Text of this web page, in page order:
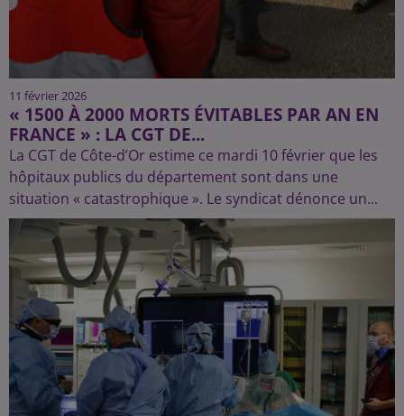
11 février 2026
« 1500 À 2000 MORTS ÉVITABLES PAR AN EN
FRANCE » : LA CGT DE...
La CGT de Côte-d’Or estime ce mardi 10 février que les
hôpitaux publics du département sont dans une
situation « catastrophique ». Le syndicat dénonce un...